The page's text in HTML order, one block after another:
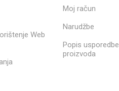
Web
Moj račun
Narudžbe
Popis usporedbe
proizvoda